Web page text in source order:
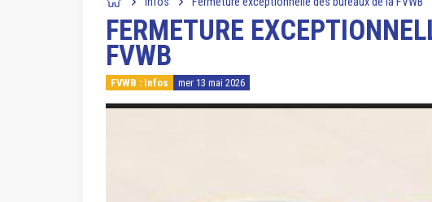
FERMETURE
FVWB
FVWB : Infos mer 13 mai 2026